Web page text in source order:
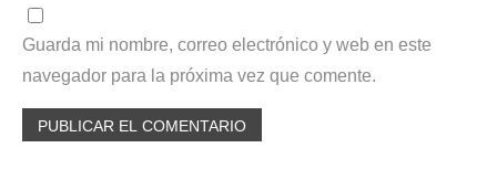
Guarda mi nombre, correo electrónico y web en este
navegador para la próxima vez que comente.